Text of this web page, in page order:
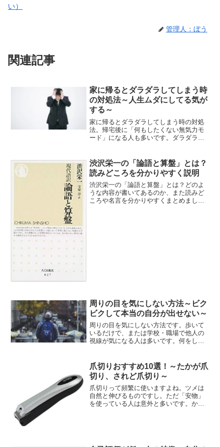
い）
管理人：ぼう
関連記事
家に帰るとダラダラしてしまう時
の対処法～人生ムダにしてる気が
する～
家に帰るとダラダラしてしまう時の対処
法。帰宅後に「何もしたくない無気力モ
ード」になる人も多いです。ダラダラし
うしたら意欲的に活動できるか、考察し
ます。
渋沢栄一の「論語と算盤」とは？
読みどころを分かりやすく説明
渋沢栄一の「論語と算盤」とは？どのよ
うな内容が書いてあるのか、また読みど
ころや名言を分かりやすくまとめまし
周りの目を気にしない方法～ビク
ビクして本当の自分が出せない～
周りの目を気にしない方法です。歩いて
いるだけで、または学校・職場で他人の
視線が気になる人は多いです。何をして
知り、対策をしましょう。
爪切りおすすめ10選！～たかが爪
切り、されど爪切り～
爪切りって頻繁に使いますよね。ツメは
自然と伸びるものですし。ただ「安物」
を使っている人は意外と多いです。かと